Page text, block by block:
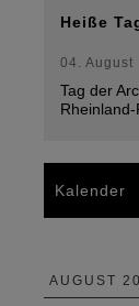
Heiße
04. August
Tag der
Rheinland-
Kalender
AUGUST